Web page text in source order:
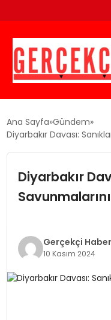
GÜNCEL
EĞITIM
EKONOMI
SAĞLIK
Ana Sayfa Gündem
Diyarbakır Davası:
Diyarbakır
Gerçekçi Haber
10 Kasım 2024